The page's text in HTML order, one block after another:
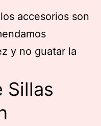
accesorios son
y no guatar la
Sillas